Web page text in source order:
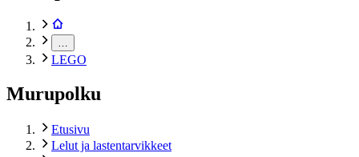
LEGO
Murupolku
Etusivu
Lelut ja lastentarvikkeet